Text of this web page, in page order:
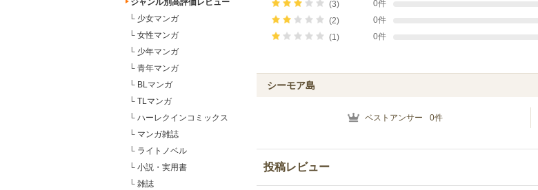
ジャンル別高評価レビュー
└ 少女マンガ
└ 女性マンガ
└ 少年マンガ
└ 青年マンガ
└ BLマンガ
└ TLマンガ
└ ハーレクインコミックス
└ マンガ雑誌
└ ライトノベル
└ 小説・実用書
└ 雑誌
(3)
0件
(2)
0件
(1)
0件
シーモア島
ベストアンサー 0件
投稿レビュー